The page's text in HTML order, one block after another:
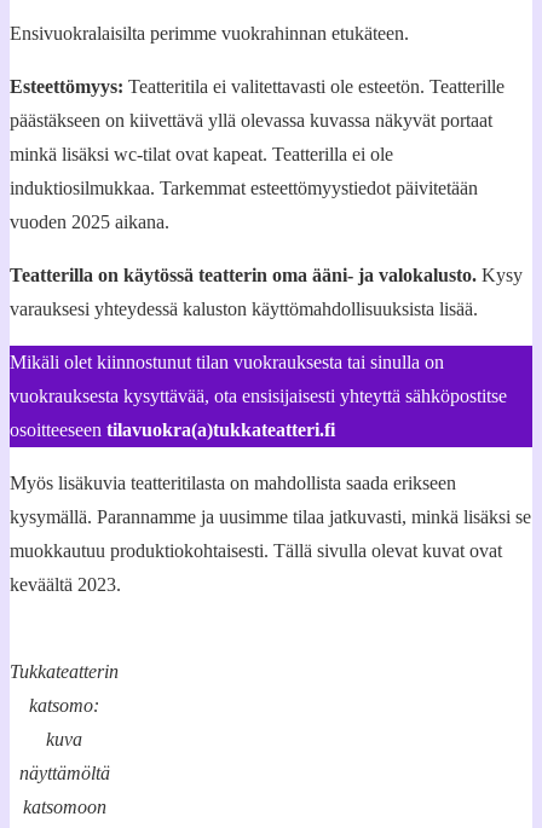
Ensivuokralaisilta perimme vuokrahinnan etukäteen.
Esteettömyys: Teatteritila ei valitettavasti ole esteetön. Teatterille
päästäkseen on kiivettävä yllä olevassa kuvassa näkyvät portaat
minkä lisäksi wc-tilat ovat kapeat. Teatterilla ei ole
induktiosilmukkaa. Tarkemmat esteettömyystiedot päivitetään
vuoden 2025 aikana.
Teatterilla on käytössä teatterin oma ääni- ja valokalusto. Kysy
varauksesi yhteydessä kaluston käyttömahdollisuuksista lisää.
Mikäli olet kiinnostunut tilan vuokrauksesta tai sinulla on
vuokrauksesta kysyttävää, ota ensisijaisesti yhteyttä sähköpostitse
osoitteeseen tilavuokra(a)tukkateatteri.fi
Myös lisäkuvia teatteritilasta on mahdollista saada erikseen
kysymällä. Parannamme ja uusimme tilaa jatkuvasti, minkä lisäksi se
muokkautuu produktiokohtaisesti. Tällä sivulla olevat kuvat ovat
keväältä 2023.
Tukkateatterin
katsomo:
kuva
näyttämöltä
katsomoon